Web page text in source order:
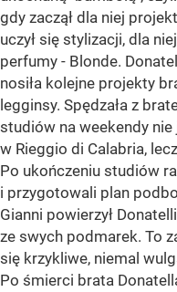
gdy zaczął dla niej
uczył się stylizacji, dla
perfumy - Blonde.
nosiła kolejne projekty
legginsy. Spędzała z
studiów na weekendy
w Rieggio di Calabria,
Po ukończeniu studiów
i przygotowali plan
Gianni powierzył
ze swych podmarek. To
się krzykliwe, niemal
Po śmierci brata